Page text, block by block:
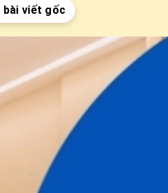
hometel-la-gi